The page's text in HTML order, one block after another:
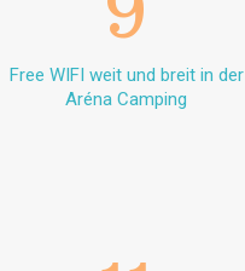
Free WIFI weit und breit in der
Aréna Camping